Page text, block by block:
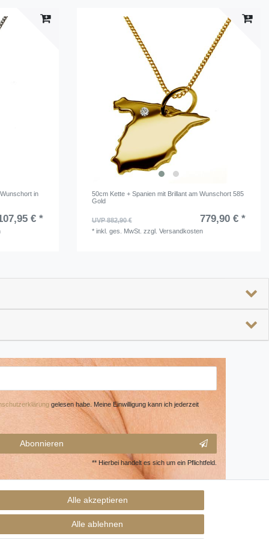
in
€ *
50cm Kette + Spanien mit Brillant am Wunschort 585
Gold
UVP 882,90 € 779,90 € *
* inkl. ges. MwSt. zzgl. Versandkosten
Alle akzeptieren
Alle ablehnen
gelesen habe. Meine Einwilligung kann ich jederzeit
Abonnieren
** Hierbei handelt es sich um ein Pflichtfeld.